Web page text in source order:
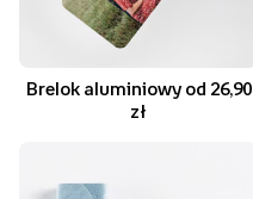
Brelok aluminiowy od 26,90
zł